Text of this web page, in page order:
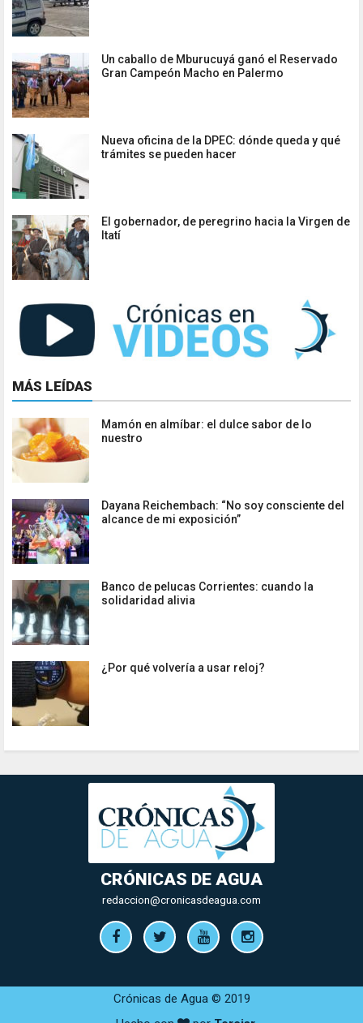
Un caballo de Mburucuyá ganó el Reservado
Gran Campeón Macho en Palermo
Nueva oficina de la DPEC: dónde queda y qué
trámites se pueden hacer
El gobernador, de peregrino hacia la Virgen de
Itatí
MÁS LEÍDAS
Mamón en almíbar: el dulce sabor de lo
nuestro
Dayana Reichembach: “No soy consciente del
alcance de mi exposición”
Banco de pelucas Corrientes: cuando la
solidaridad alivia
¿Por qué volvería a usar reloj?
CRÓNICAS DE AGUA
redaccion@cronicasdeagua.com
Crónicas de Agua © 2019